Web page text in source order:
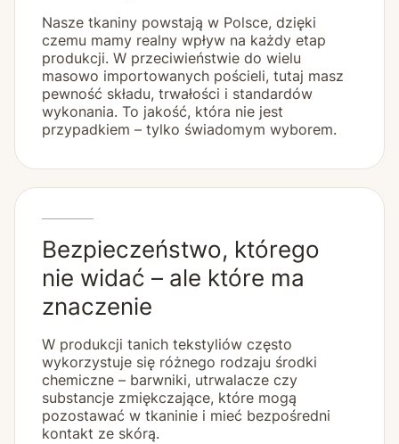
Nasze tkaniny powstają w Polsce, dzięki
czemu mamy realny wpływ na każdy etap
produkcji. W przeciwieństwie do wielu
masowo importowanych pościeli, tutaj masz
pewność składu, trwałości i standardów
wykonania. To jakość, która nie jest
przypadkiem – tylko świadomym wyborem.
Bezpieczeństwo, którego
nie widać – ale które ma
znaczenie
W produkcji tanich tekstyliów często
wykorzystuje się różnego rodzaju środki
chemiczne – barwniki, utrwalacze czy
substancje zmiękczające, które mogą
pozostawać w tkaninie i mieć bezpośredni
kontakt ze skórą.